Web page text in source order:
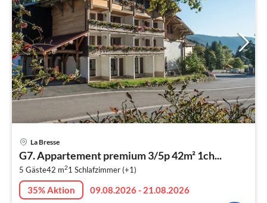
La Bresse
G7. Appartement premium 3/5p 42m² 1ch...
5 Gäste42 m21 Schlafzimmer (+1)
35% Aktion
09.08.2026 - 21.08.2026